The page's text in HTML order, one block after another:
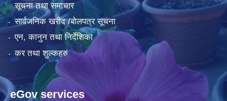
सूचना तथा समाचार
सार्वजनिक खरीद /बोलपत्र सूचना
एन, कानुन तथा निर्देशिका
कर तथा शुल्कहरु
eGov services